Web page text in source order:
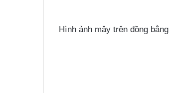
Hình ảnh mây trên đồng bằng